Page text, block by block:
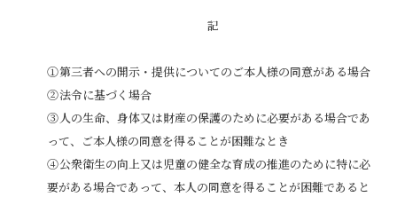
記
①第三者への開示・提供についてのご本人様の同意がある場合
②法令に基づく場合
③人の生命、身体又は財産の保護のために必要がある場合であ
って、ご本人様の同意を得ることが困難なとき
④公衆衛生の向上又は児童の健全な育成の推進のために特に必
要がある場合であって、本人の同意を得ることが困難であると